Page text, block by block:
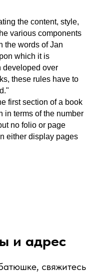
the content, style,
various components
the words of Jan
which it is
developed over
these rules have to
first section of a book
in terms of the number
no folio or page
either display pages
и адрес
свяжитесь